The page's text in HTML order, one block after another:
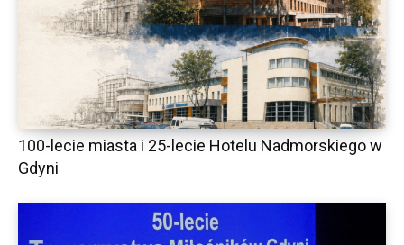
100-lecie miasta i 25-lecie Hotelu Nadmorskiego w
Gdyni